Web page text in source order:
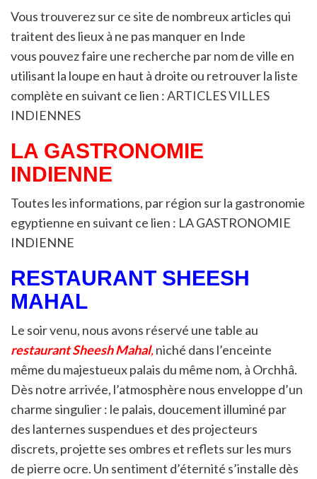
Vous trouverez sur ce site de nombreux articles qui
traitent des lieux à ne pas manquer en Inde
vous pouvez faire une recherche par nom de ville en
utilisant la loupe en haut à droite ou retrouver la liste
complète en suivant ce lien :ARTICLES VILLES
INDIENNES
LA GASTRONOMIE
INDIENNE
Toutes les informations, par région sur la gastronomie
egyptienne en suivant ce lien : LA GASTRONOMIE
INDIENNE
RESTAURANT SHEESH
MAHAL
Le soir venu, nous avons réservé une table au
restaurant Sheesh Mahal,niché dans l’enceinte
même du majestueux palais du même nom, à Orchhâ.
Dès notre arrivée, l’atmosphère nous enveloppe d’un
charme singulier : le palais, doucement illuminé par
des lanternes suspendues et des projecteurs
discrets, projette ses ombres et reflets sur les murs
de pierre ocre. Un sentiment d’éternité s’installe dès